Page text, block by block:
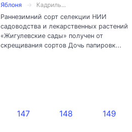
Яблоня
Кадриль...
Раннезимний сорт селекции НИИ
садоводства и лекарственных растений
«Жигулевские сады» получен от
скрещивания сортов Дочь папировк...
147 148 149